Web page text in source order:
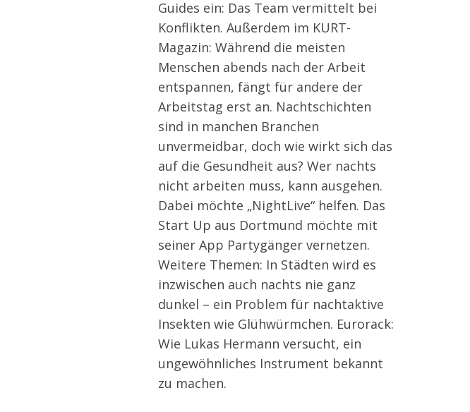
Guides ein: Das Team vermittelt bei
Konflikten. Außerdem im KURT-
Magazin: Während die meisten
Menschen abends nach der Arbeit
entspannen, fängt für andere der
Arbeitstag erst an. Nachtschichten
sind in manchen Branchen
unvermeidbar, doch wie wirkt sich das
auf die Gesundheit aus? Wer nachts
nicht arbeiten muss, kann ausgehen.
Dabei möchte „NightLive“ helfen. Das
Start Up aus Dortmund möchte mit
seiner App Partygänger vernetzen.
Weitere Themen: In Städten wird es
inzwischen auch nachts nie ganz
dunkel – ein Problem für nachtaktive
Insekten wie Glühwürmchen. Eurorack:
Wie Lukas Hermann versucht, ein
ungewöhnliches Instrument bekannt
zu machen.